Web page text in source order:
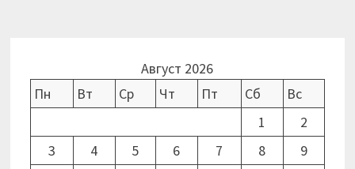
Август 2026
Пн
Вт Ср Чт Пт Сб
Вс
1
2
3
4 5 6 7 8
9